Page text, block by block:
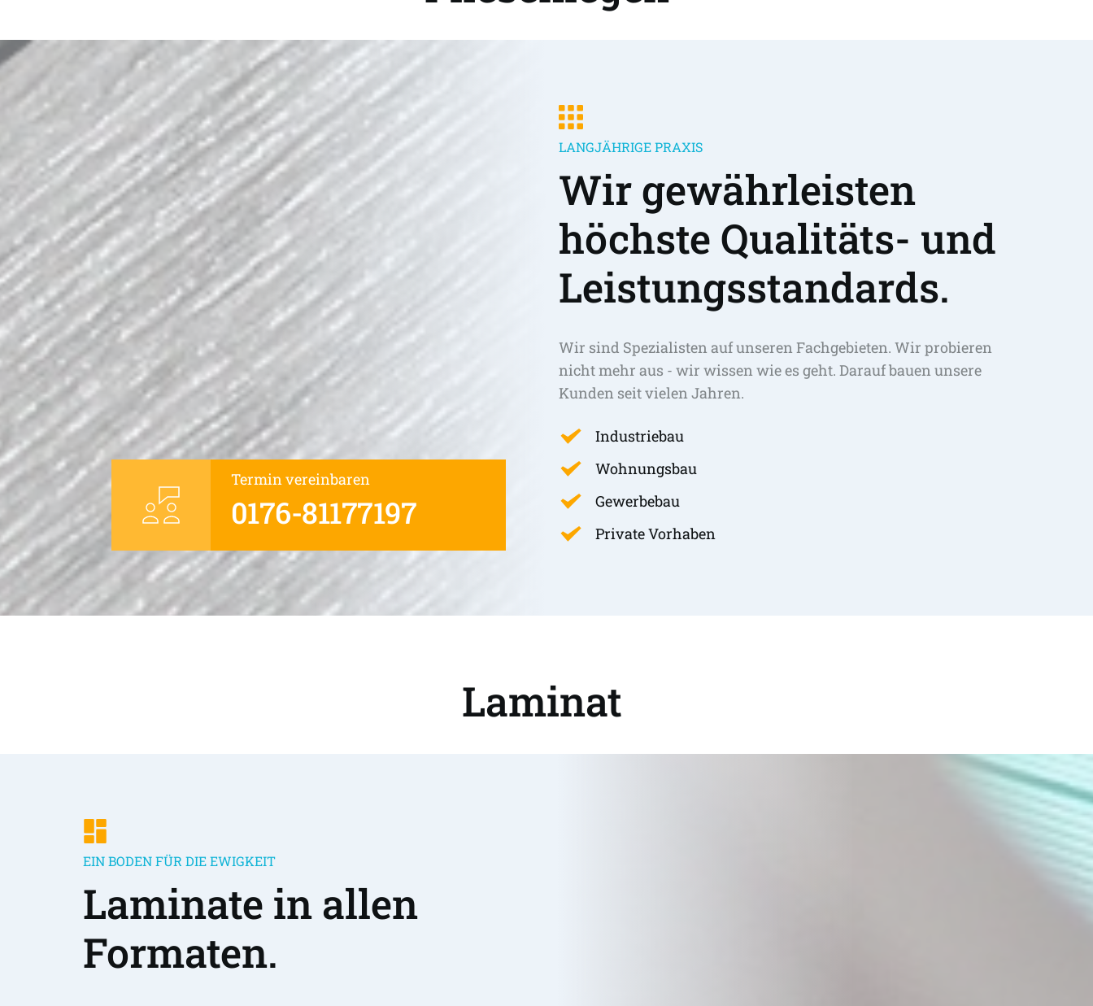
Termin vereinbaren
0176-81177197
LANGJÄHRIGE PRAXIS
Wir gewährleisten
höchste Qualitäts- und
Leistungsstandards.
Wir sind Spezialisten auf unseren Fachgebieten. Wir probieren
nicht mehr aus - wir wissen wie es geht. Darauf bauen unsere
Kunden seit vielen Jahren.
Industriebau
Wohnungsbau
Gewerbebau
Private Vorhaben
Laminat
EIN BODEN FÜR DIE EWIGKEIT
Laminate in allen
Formaten.